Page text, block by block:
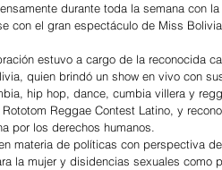
durante toda la semana con
con el gran espectáculo de Miss
estuvo a cargo de la reconocida
quien brindó un show en vivo con
hip hop, dance, cumbia villera y
Reggae Contest Latino, y
por los derechos humanos.
materia de políticas con perspectiva
la mujer y disidencias sexuales como